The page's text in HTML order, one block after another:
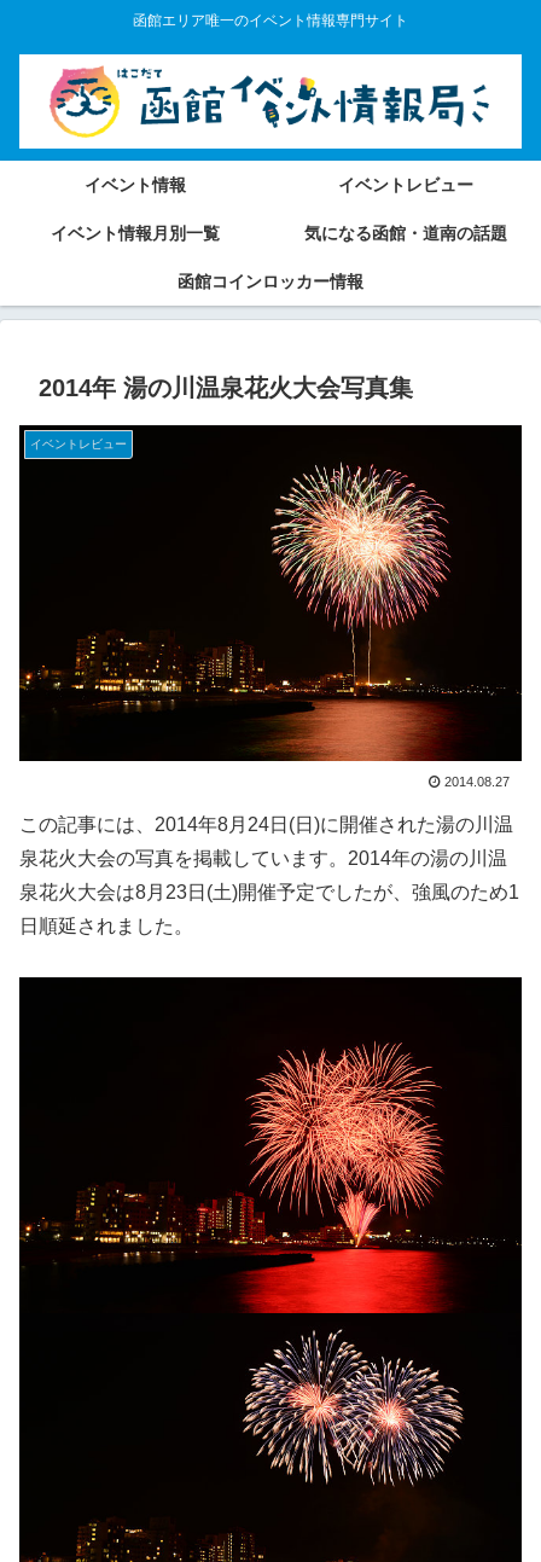
函館エリア唯一のイベント情報専門サイト
イベント情報 イベントレビュー
イベント情報月別一覧 気になる函館・道南の話題
函館コインロッカー情報
2014年 湯の川温泉花火大会写真集
イベントレビュー
2014.08.27
この記事には、2014年8月24日(日)に開催された湯の川温
泉花火大会の写真を掲載しています。2014年の湯の川温
泉花火大会は8月23日(土)開催予定でしたが、強風のため1
日順延されました。